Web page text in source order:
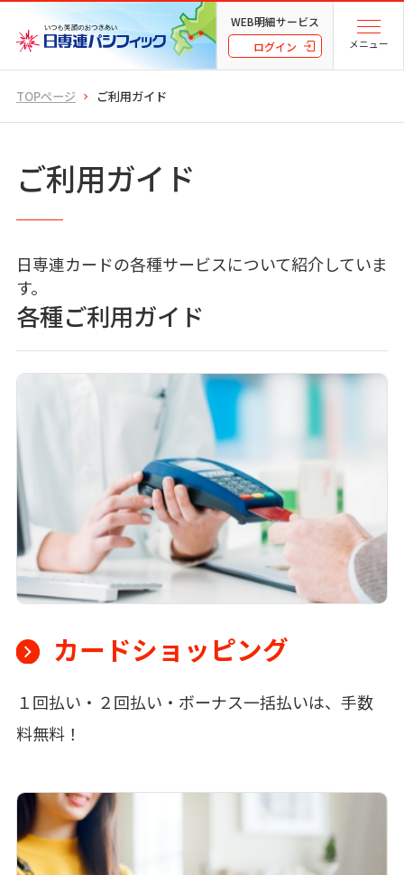
WEB明細サービス
ログイン
メニュー
TOPページ ご利用ガイド
ご利用ガイド
日専連カードの各種サービスについて紹介していま
す。
各種ご利用ガイド
カードショッピング
１回払い・２回払い・ボーナス一括払いは、手数
料無料！